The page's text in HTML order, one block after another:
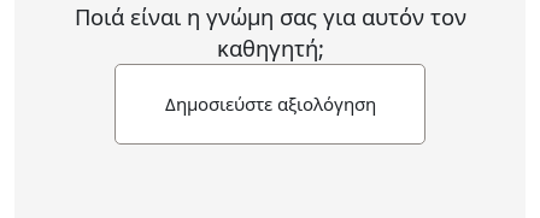
Ποιά είναι η γνώμη σας για αυτόν τον
καθηγητή;
Δημοσιεύστε αξιολόγηση